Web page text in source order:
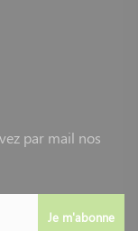
par mail nos
Je m'abonne